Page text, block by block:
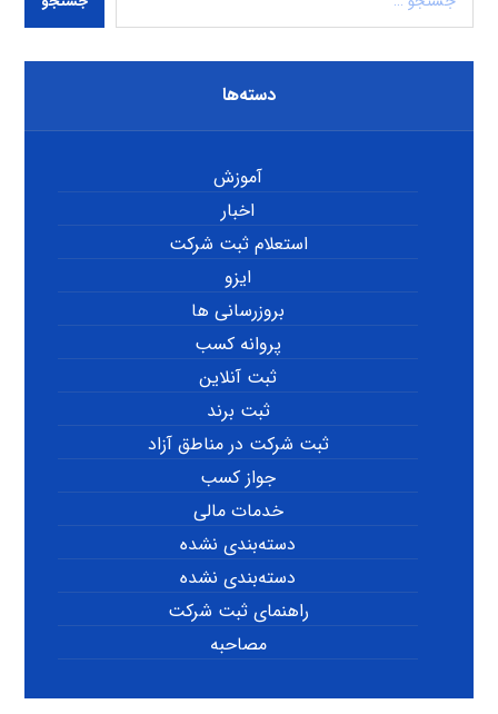
دسته‌ها
آموزش
اخبار
استعلام ثبت شرکت
ایزو
بروزرسانی ها
پروانه کسب
ثبت آنلاین
ثبت برند
ثبت شرکت در مناطق آزاد
جواز کسب
خدمات مالی
دسته‌بندی نشده
دسته‌بندی نشده
راهنمای ثبت شرکت
مصاحبه